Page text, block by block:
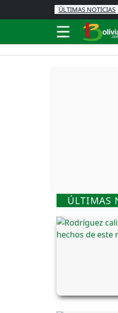
ÚLTIMAS NOTICIAS
ÚLTIMAS